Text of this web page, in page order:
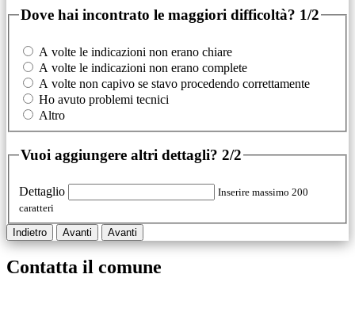
Dove hai incontrato le maggiori difficoltà? 1/2
A volte le indicazioni non erano chiare
A volte le indicazioni non erano complete
A volte non capivo se stavo procedendo correttamente
Ho avuto problemi tecnici
Altro
Vuoi aggiungere altri dettagli? 2/2
Dettaglio
Inserire massimo 200
caratteri
Indietro Avanti Avanti
Contatta il comune